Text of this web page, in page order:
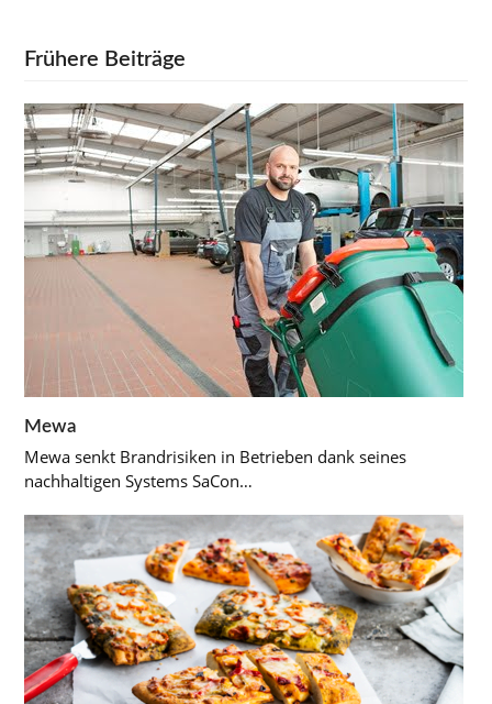
Frühere Beiträge
Mewa
Mewa senkt Brandrisiken in Betrieben dank seines
nachhaltigen Systems SaCon…